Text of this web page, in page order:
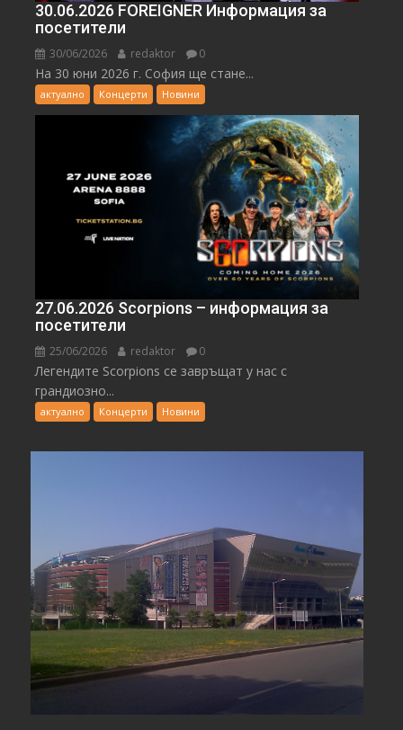
30.06.2026 FOREIGNER Информация за
посетители
30/06/2026 redaktor 0
На 30 юни 2026 г. София ще стане...
актуално Концерти Новини
27.06.2026 Scorpions – информация за
посетители
25/06/2026 redaktor 0
Легендите Scorpions се завръщат у нас с
грандиозно...
актуално Концерти Новини